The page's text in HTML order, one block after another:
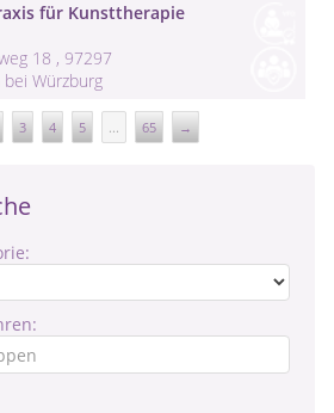
für Kunsttherapie
18 , 97297
Würzburg
3 4 5 ... 65 →